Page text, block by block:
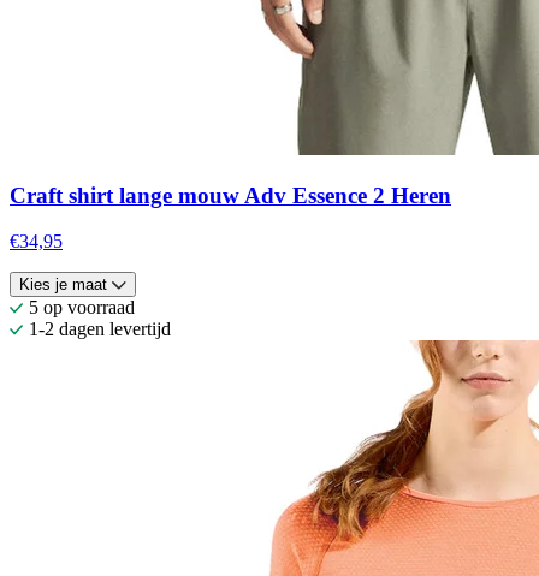
Craft shirt lange mouw Adv Essence 2 Heren
€34,95
Kies je maat
5 op voorraad
1-2 dagen levertijd